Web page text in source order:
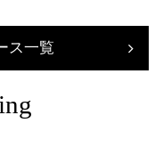
ス一覧